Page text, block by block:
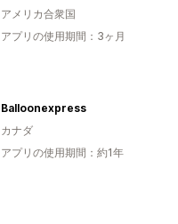
アメリカ合衆国
アプリの使用期間：3ヶ月
Balloonexpress
カナダ
アプリの使用期間：約1年